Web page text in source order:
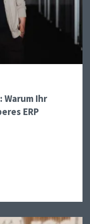
Warum Ihr
ERP